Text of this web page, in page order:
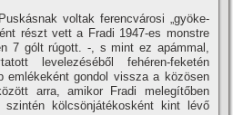
voltak ferencvárosi „gyöke­
részt vett a Fradi 1947-es monstre
7 gólt rú­gott. -, s mint ez apámmal,
levelezé­séből fehéren-feketén
emlékeként gondol vissza a közösen
arra, amikor Fradi­ melegí­tőben
kölcsönjátékosként kint lévő